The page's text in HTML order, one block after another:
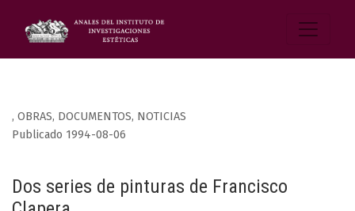
, OBRAS, DOCUMENTOS, NOTICIAS
Dos series de pinturas de Francisco
Publicado 1994-08-06